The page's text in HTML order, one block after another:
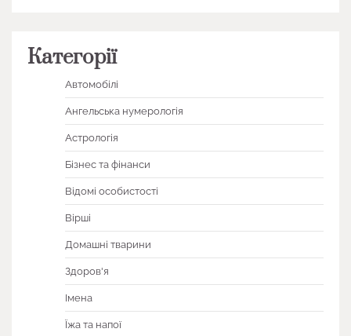
Категорії
Автомобілі
Ангельська нумерологія
Астрологія
Бізнес та фінанси
Відомі особистості
Вірші
Домашні тварини
Здоров'я
Імена
Їжа та напої